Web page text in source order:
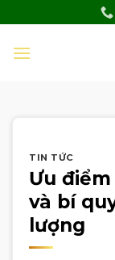
content
TIN TỨC
Ưu
và bí
lượng